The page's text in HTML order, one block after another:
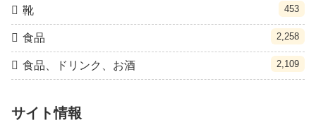
靴 453
食品 2,258
食品、ドリンク、お酒 2,109
サイト情報